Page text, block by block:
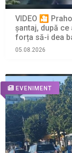
VIDEO 🎦
șantaj, după ce
forța să-i dea
05.08.2026
EVENIMENT